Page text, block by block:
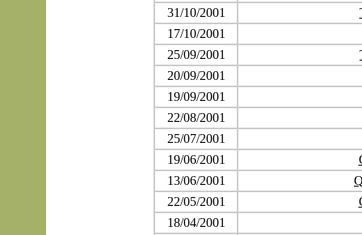
31/10/2001
17/10/2001
25/09/2001
20/09/2001
19/09/2001
22/08/2001
25/07/2001
19/06/2001
13/06/2001
22/05/2001
18/04/2001